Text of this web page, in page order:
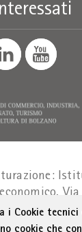
i Cookie tecnici